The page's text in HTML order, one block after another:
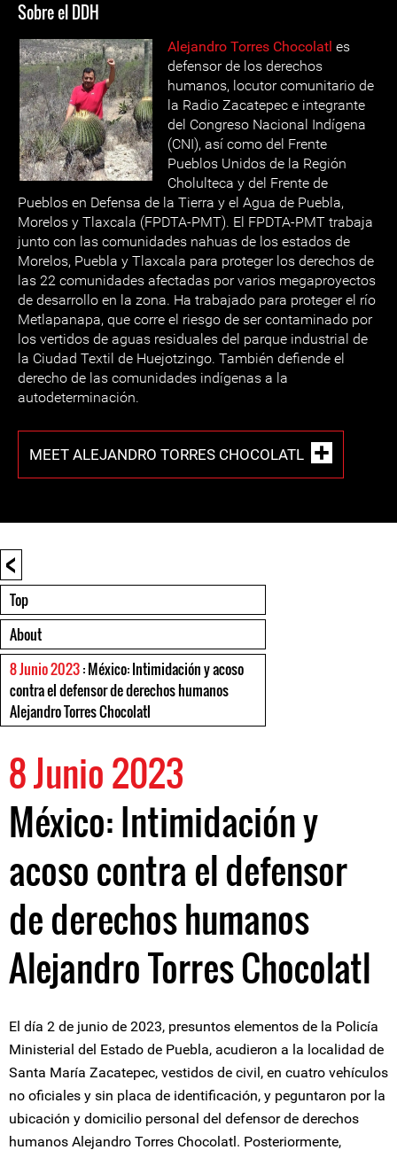
Sobre el DDH
Alejandro Torres Chocolatl es
defensor de los derechos
humanos, locutor comunitario de
la Radio Zacatepec e integrante
del Congreso Nacional Indígena
(CNI), así como del Frente
Pueblos Unidos de la Región
Cholulteca y del Frente de
Pueblos en Defensa de la Tierra y el Agua de Puebla,
Morelos y Tlaxcala (FPDTA-PMT). El FPDTA-PMT trabaja
junto con las comunidades nahuas de los estados de
Morelos, Puebla y Tlaxcala para proteger los derechos de
las 22 comunidades afectadas por varios megaproyectos
de desarrollo en la zona. Ha trabajado para proteger el río
Metlapanapa, que corre el riesgo de ser contaminado por
los vertidos de aguas residuales del parque industrial de
la Ciudad Textil de Huejotzingo. También defiende el
derecho de las comunidades indígenas a la
autodeterminación.
MEET ALEJANDRO TORRES CHOCOLATL
<
Top
About
8 Junio 2023: México: Intimidación y acoso
contra el defensor de derechos humanos
Alejandro Torres Chocolatl
8 Junio 2023
México: Intimidación y
acoso contra el defensor
de derechos humanos
Alejandro Torres Chocolatl
El día 2 de junio de 2023, presuntos elementos de la Policía
Ministerial del Estado de Puebla, acudieron a la localidad de
Santa María Zacatepec, vestidos de civil, en cuatro vehículos
no oficiales y sin placa de identificación, y peguntaron por la
ubicación y domicilio personal del defensor de derechos
humanos Alejandro Torres Chocolatl. Posteriormente,